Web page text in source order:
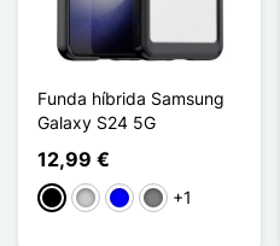
Funda híbrida Samsung
Galaxy S24 5G
12,99 €
NegroTransparente
AzulGris Transparent
+1